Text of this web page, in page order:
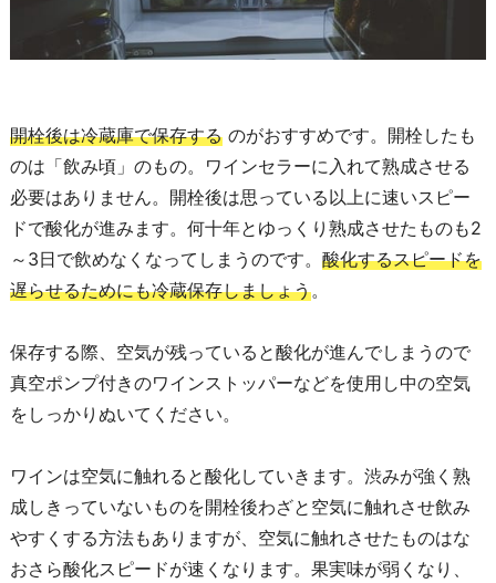
開栓後は冷蔵庫で保存する のがおすすめです。開栓したも
のは「飲み頃」のもの。ワインセラーに入れて熟成させる
必要はありません。開栓後は思っている以上に速いスピー
ドで酸化が進みます。何十年とゆっくり熟成させたものも2
～3日で飲めなくなってしまうのです。 酸化するスピードを
遅らせるためにも冷蔵保存しましょう。
保存する際、空気が残っていると酸化が進んでしまうので
真空ポンプ付きのワインストッパーなどを使用し中の空気
をしっかりぬいてください。
ワインは空気に触れると酸化していきます。渋みが強く熟
成しきっていないものを開栓後わざと空気に触れさせ飲み
やすくする方法もありますが、空気に触れさせたものはな
おさら酸化スピードが速くなります。果実味が弱くなり、